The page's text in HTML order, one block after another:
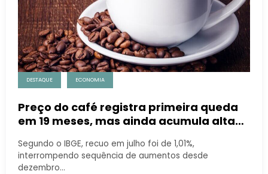
DESTAQUE ECONOMIA
Preço do café registra primeira queda
em 19 meses, mas ainda acumula alta
Segundo o IBGE, recuo em julho foi de 1,01%,
interrompendo sequência de aumentos desde
dezembro…